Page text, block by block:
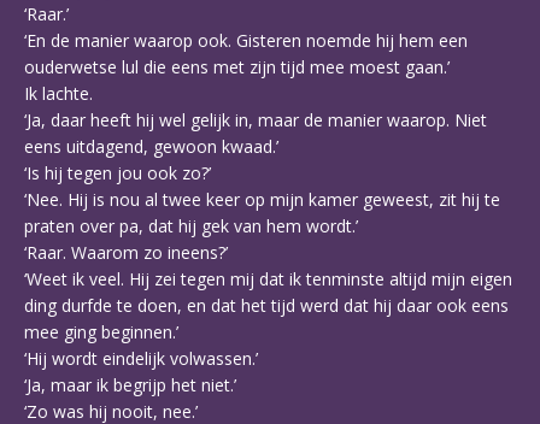
‘Raar.’
‘En de manier waarop ook. Gisteren noemde hij hem een
ouderwetse lul die eens met zijn tijd mee moest gaan.’
Ik lachte.
‘Ja, daar heeft hij wel gelijk in, maar de manier waarop. Niet
eens uitdagend, gewoon kwaad.’
‘Is hij tegen jou ook zo?’
‘Nee. Hij is nou al twee keer op mijn kamer geweest, zit hij te
praten over pa, dat hij gek van hem wordt.’
‘Raar. Waarom zo ineens?’
‘Weet ik veel. Hij zei tegen mij dat ik tenminste altijd mijn eigen
ding durfde te doen, en dat het tijd werd dat hij daar ook eens
mee ging beginnen.’
‘Hij wordt eindelijk volwassen.’
‘Ja, maar ik begrijp het niet.’
‘Zo was hij nooit, nee.’